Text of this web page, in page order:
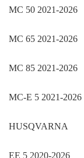
MC 50 2021-2026
MC 65 2021-2026
MC 85 2021-2026
MC-E 5 2021-2026
HUSQVARNA
EE 5 2020-2026